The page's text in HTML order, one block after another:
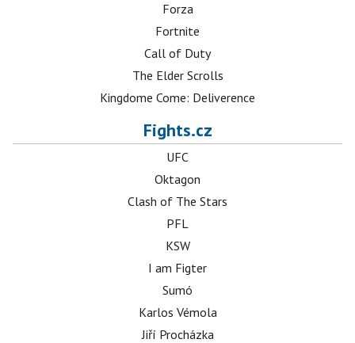
Forza
Fortnite
Call of Duty
The Elder Scrolls
Kingdome Come: Deliverence
Fights.cz
UFC
Oktagon
Clash of The Stars
PFL
KSW
I am Figter
Sumó
Karlos Vémola
Jiří Procházka